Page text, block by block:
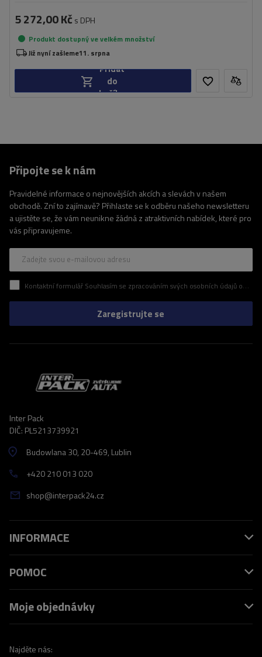
5 272,00 Kč s DPH
Produkt dostupný ve velkém množství
Již nyní zašleme11. srpna
Přidat
do
košíku
Připojte se k nám
Pravidelné informace o nejnovějších akcích a slevách v našem
obchodě. Zní to zajímavě? Přihlaste se k odběru našeho newsletteru
a ujistěte se, že vám neunikne žádná z atraktivních nabídek, které pro
vás připravujeme.
Zadejte svou e-mailovou adresu
Kontaktní formulář Souhlasím se zpracováním svých osobních údajů obsažených v kontaktním formuláři v souladu s nařízením Evropského parlamentu a Rady (EU)
Zaregistrujte se
Inter Pack
DIČ: PL5213739921
Budowlana 30, 20-469, Lublin
+420 210 013 020
shop@interpack24.cz
INFORMACE
POMOC
Moje objednávky
Najděte nás: